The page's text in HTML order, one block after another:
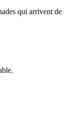
qui arrivent de